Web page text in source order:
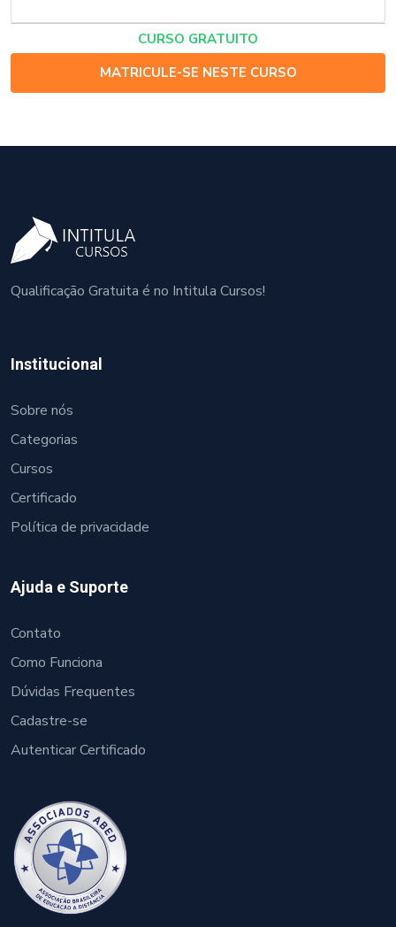
CURSO GRATUITO
MATRICULE-SE NESTE CURSO
Qualificação Gratuita é no Intitula Cursos!
Institucional
Sobre nós
Categorias
Cursos
Certificado
Política de privacidade
Ajuda e Suporte
Contato
Como Funciona
Dúvidas Frequentes
Cadastre-se
Autenticar Certificado